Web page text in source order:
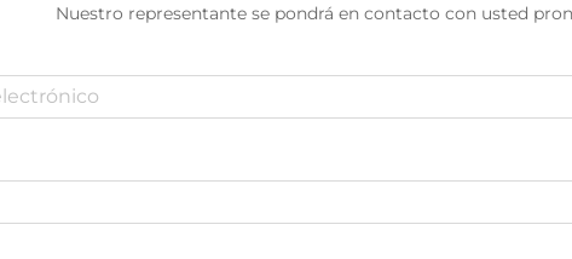
Nuestro representante se pondrá en contacto con usted